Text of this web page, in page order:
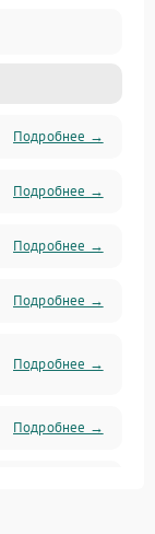
Подробнее →
Подробнее →
Подробнее →
Подробнее →
Подробнее →
Подробнее →